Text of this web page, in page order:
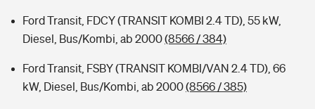
Ford Transit, FDCY (TRANSIT KOMBI 2.4 TD), 55 kW,
Diesel, Bus/Kombi, ab 2000(8566 / 384)
Ford Transit, FSBY (TRANSIT KOMBI/VAN 2.4 TD), 66
kW, Diesel, Bus/Kombi, ab 2000(8566 / 385)